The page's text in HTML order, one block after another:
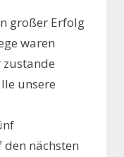
großer Erfolg
waren
zustande
unsere
nächsten